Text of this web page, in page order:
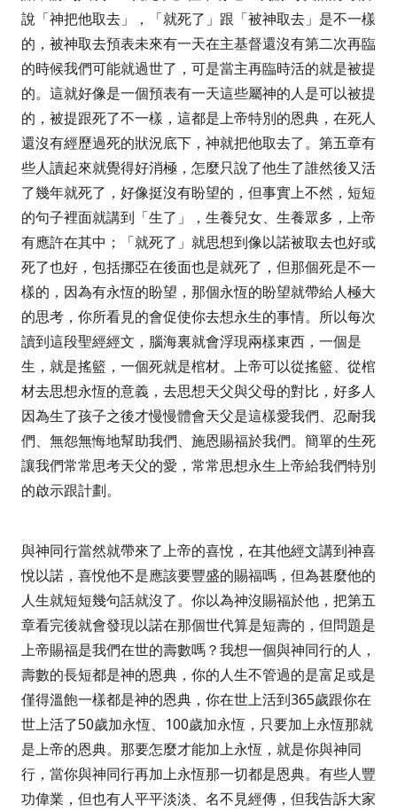
說 「神把他取去」，「就死了」跟「被神取去」是不一樣
的，被神取去預表未來有一天在主基督還沒有第二次再臨
的時候我們可能就過世了，可是當主再臨時活的就是被提
的。這就好像是一個預表有一天這些屬神的人是可以被提
的，被提跟死了不一樣，這都是上帝特別的恩典，在死人
還沒有經歷過死的狀況底下，神就把他取去了。第五章有
些人讀起來就覺得好消極，怎麼只說了他生了誰然後又活
了幾年就死了，好像挺沒有盼望的，但事實上不然，短短
的句子裡面就講到「生了」，生養兒女、生養眾多，上帝
有應許在其中；「就死了」就思想到像以諾被取去也好或
死了也好，包括挪亞在後面也是就死了，但那個死是不一
樣的，因為有永恆的盼望，那個永恆的盼望就帶給人極大
的思考，你所看見的會促使你去想永生的事情。所以每次
讀到這段聖經經文，腦海裏就會浮現兩樣東西，一個是
生，就是搖籃，一個死就是棺材。上帝可以從搖籃、從棺
材去思想永恆的意義，去思想天父與父母的對比，好多人
因為生了孩子之後才慢慢體會天父是這樣愛我們、忍耐我
們、無怨無悔地幫助我們、施恩賜福於我們。簡單的生死
讓我們常常思考天父的愛，常常思想永生上帝給我們特別
的啟示跟計劃。
與神同行當然就帶來了上帝的喜悅，在其他經文講到神喜
悅以諾，喜悅他不是應該要豐盛的賜福嗎，但為甚麼他的
人生就短短幾句話就沒了。你以為神沒賜福於他，把第五
章看完後就會發現以諾在那個世代算是短壽的，但問題是
上帝賜福是我們在世的壽數嗎？我想一個與神同行的人，
壽數的長短都是神的恩典，你的人生不管過的是富足或是
僅得溫飽一樣都是神的恩典，你在世上活到365歲跟你在
世上活了50歲加永恆、 100歲加永恆，只要加上永恆那就
是上帝的恩典。那要怎麼才能加上永恆，就是你與神同
行，當你與神同行再加上永恆那一切都是恩典。有些人豐
功偉業，但也有人平平淡淡、名不見經傳，但我告訴大家